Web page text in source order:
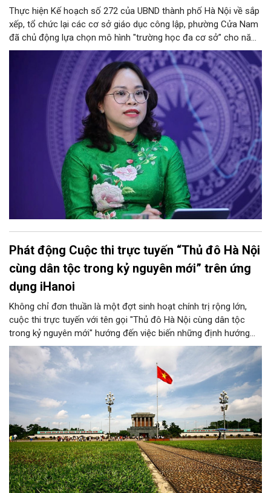
Thực hiện Kế hoạch số 272 của UBND thành phố Hà Nội về sắp
xếp, tổ chức lại các cơ sở giáo dục công lập, phường Cửa Nam
đã chủ động lựa chọn mô hình "trường học đa cơ sở" cho năm
học 2026 - 2027. Phương án này vừa giúp tinh gọn đầu mối
quản lý, nâng cao hiệu quả khai thác cơ sở vật chất, vừa bảo
đảm nguyên tắc "không làm xáo trộn điểm học", giữ vững tâm
lý cho học sinh và phụ huynh. Trao đổi với Phóng viên Tạp chí
Người Hà Nội, đồng chí Trịnh Ngọc Trâm - UVBTV, Phó Chủ tịch
UBND phường Cửa Nam đã làm rõ nh
Phát động Cuộc thi trực tuyến “Thủ đô Hà Nội
cùng dân tộc trong kỷ nguyên mới” trên ứng
dụng iHanoi
Không chỉ đơn thuần là một đợt sinh hoạt chính trị rộng lớn,
cuộc thi trực tuyến với tên gọi "Thủ đô Hà Nội cùng dân tộc
trong kỷ nguyên mới" hướng đến việc biến những định hướng
chiến lược trong Nghị quyết số 02-NQ/TW của Bộ Chính trị
thành niềm tin, thành nhận thức chung của mỗi người dân.